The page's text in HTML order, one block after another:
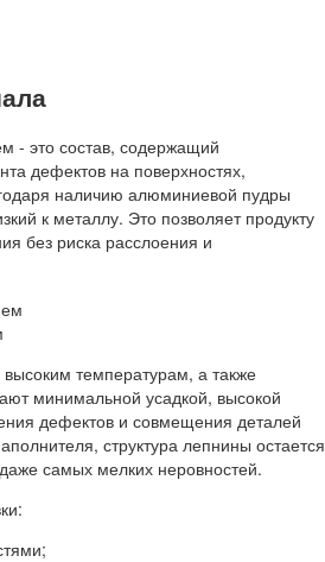
- это состав, содержащий
дефектов на поверхностях,
наличию алюминиевой пудры
к металлу. Это позволяет продукту
без риска расслоения и
высоким температурам, а также
минимальной усадкой, высокой
дефектов и совмещения деталей
структура лепнины остается
самых мелких неровностей.